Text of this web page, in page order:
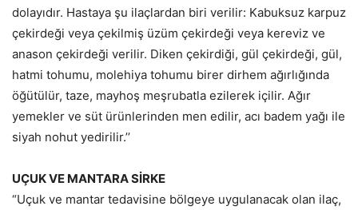
dolayıdır. Hastaya şu ilaçlardan biri verilir: Kabuksuz karpuz
çekirdeği veya çekilmiş üzüm çekirdeği veya kereviz ve
anason çekirdeği verilir. Diken çekirdiği, gül çekirdeği, gül,
hatmi tohumu, molehiya tohumu birer dirhem ağırlığında
öğütülür, taze, mayhoş meşrubatla ezilerek içilir. Ağır
yemekler ve süt ürünlerinden men edilir, acı badem yağı ile
siyah nohut yedirilir.’’
UÇUK VE MANTARA SİRKE
“Uçuk ve mantar tedavisine bölgeye uygulanacak olan ilaç,